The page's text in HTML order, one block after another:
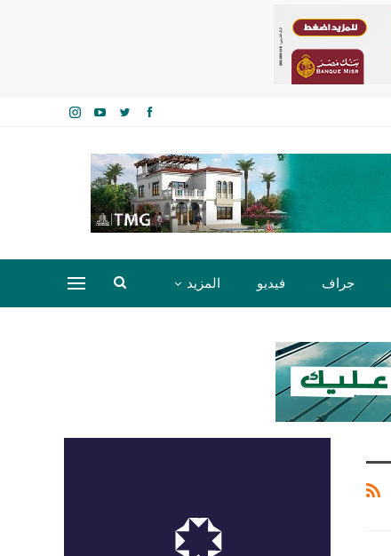
جراف فيديو المزيد